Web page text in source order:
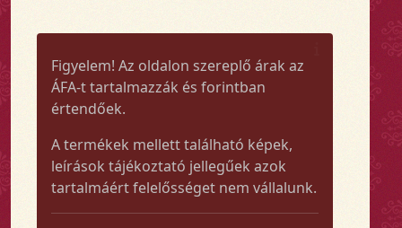
Figyelem! Az oldalon szereplő árak az
ÁFA-t tartalmazzák és forintban
értendőek.
A termékek mellett található képek,
leírások tájékoztató jellegűek azok
tartalmáért felelősséget nem vállalunk.